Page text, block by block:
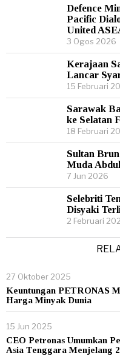
Defence
Pacific
United
3 Ogos 2026
Kerajaan
Lancar
15 Februari
Sarawak
ke Selatan
18 Februari
Sultan
Muda
7 Jun 2026
Selebriti
Disyaki
2 Februari
27 Oktober 2025
Keuntungan PETRONAS
Harga Minyak Dunia
15 Jun 2025
CEO Petronas Umumkan
Asia Tenggara Menjelang